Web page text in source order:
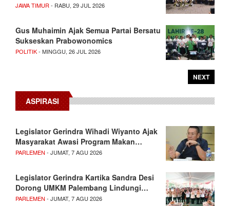
JAWA TIMUR - RABU, 29 JUL 2026
Gus Muhaimin Ajak Semua Partai Bersatu
Sukseskan Prabowonomics
POLITIK- MINGGU, 26 JUL 2026
NEXT
ASPIRASI
Legislator Gerindra Wihadi Wiyanto Ajak
Masyarakat Awasi Program Makan…
PARLEMEN - JUMAT, 7 AGU 2026
Legislator Gerindra Kartika Sandra Desi
Dorong UMKM Palembang Lindungi…
PARLEMEN - JUMAT, 7 AGU 2026